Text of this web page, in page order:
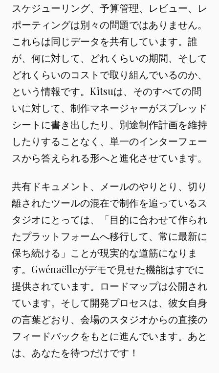
スケジューリング、予算管理、レビュー、レ
ポーティングは別々の問題ではありません。
これらは同じデータを共有しています。誰
が、何に対して、どれくらいの期間、そして
どれくらいのコストで取り組んでいるのか、
という情報です。Kitsuは、そのすべての問
いに対して、制作マネージャーがスプレッド
シートに書き出したり、別途制作計画を維持
したりすることなく、単一のインターフェー
スから答えられる形へと進化させています。
共有ドキュメント、メールのやりとり、切り
離されたツールの混在で制作を追っているス
タジオにとっては、「目的に合わせて作られ
たプラットフォームへ移行して、常に最新に
保ち続ける」ことが現実的な道筋になりま
す。Gwénaëlleがデモで見せた機能はすでに
提供されています。ロードマップは公開され
ています。そして開発プロセスは、彼女自身
の言葉どおり、会場のスタジオからの直接の
フィードバックをもとに進んでいます。あと
は、あなたを待つだけです！